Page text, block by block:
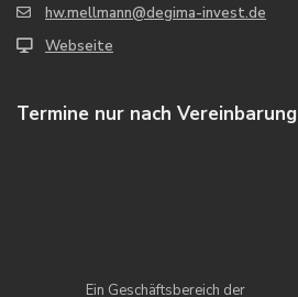
hw.mellmann@degima-invest.de
Webseite
Termine nur nach Vereinbarung
Ein Geschäftsbereich der